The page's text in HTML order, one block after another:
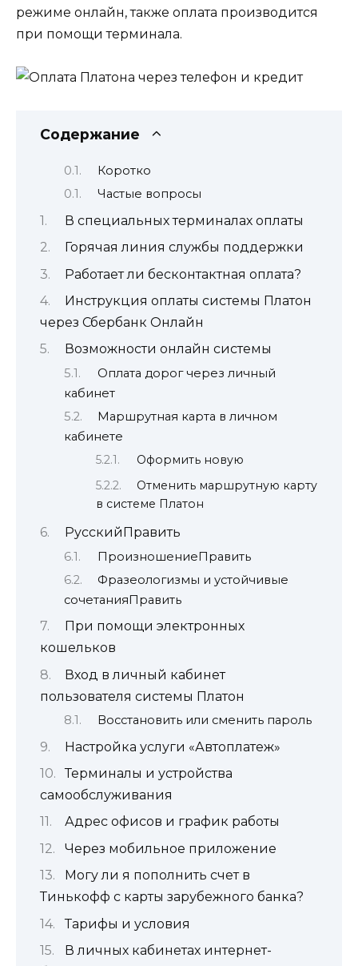
режиме онлайн, также оплата производится
при помощи терминала.
Содержание
Коротко
Частые вопросы
В специальных терминалах оплаты
Горячая линия службы поддержки
Работает ли бесконтактная оплата?
Инструкция оплаты системы Платон
через Сбербанк Онлайн
Возможности онлайн системы
Оплата дорог через личный
кабинет
Маршрутная карта в личном
кабинете
Оформить новую
Отменить маршрутную карту
в системе Платон
РусскийПравить
ПроизношениеПравить
Фразеологизмы и устойчивые
сочетанияПравить
При помощи электронных
кошельков
Вход в личный кабинет
пользователя системы Платон
Восстановить или сменить пароль
Настройка услуги «Автоплатеж»
Терминалы и устройства
самообслуживания
Адрес офисов и график работы
Через мобильное приложение
Могу ли я пополнить счет в
Тинькофф с карты зарубежного банка?
Тарифы и условия
В личных кабинетах интернет-